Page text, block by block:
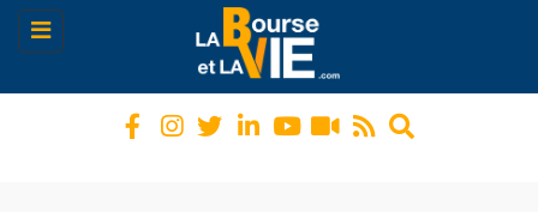
Toggle
navigation